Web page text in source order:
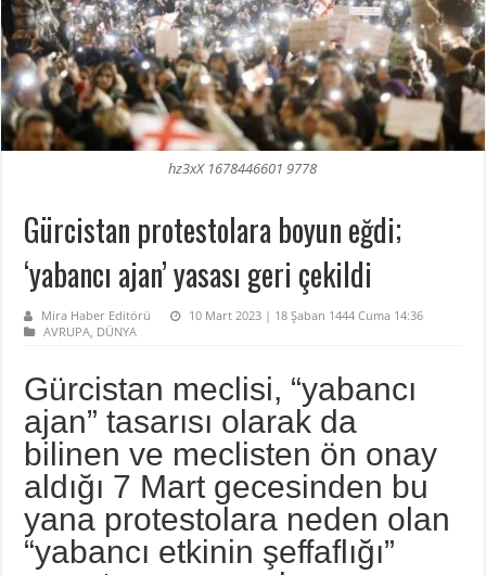
hz3xX 1678446601 9778
Gürcistan protestolara boyun eğdi;
‘yabancı ajan’ yasası geri çekildi
Mira Haber Editörü
10 Mart 2023 | 18 Şaban 1444 Cuma 14:36
AVRUPA, DÜNYA
Gürcistan meclisi, “yabancı
ajan” tasarısı olarak da
bilinen ve meclisten ön onay
aldığı 7 Mart gecesinden bu
yana protestolara neden olan
“yabancı etkinin şeffaflığı”